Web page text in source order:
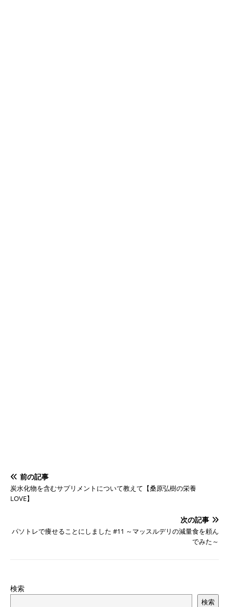
前の記事
炭水化物を含むサプリメントについて教えて【桑原弘樹の栄養
LOVE】
次の記事
パソトレで痩せることにしました #11 ～マッスルデリの減量食を頼ん
でみた～
検索
検索